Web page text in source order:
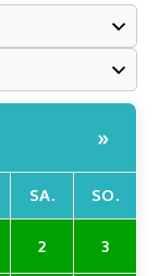
»
SA. SO.
2 3